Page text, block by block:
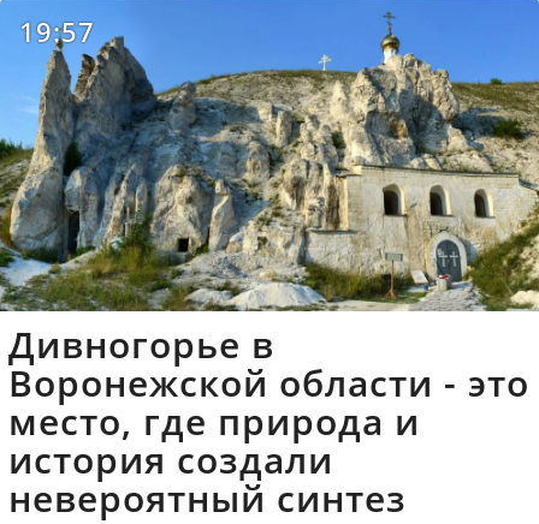
19:57
Дивногорье в
Воронежской области - это
место, где природа и
история создали
невероятный синтез